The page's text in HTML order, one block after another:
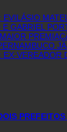
E GABRIEL
EX-VEREADOR